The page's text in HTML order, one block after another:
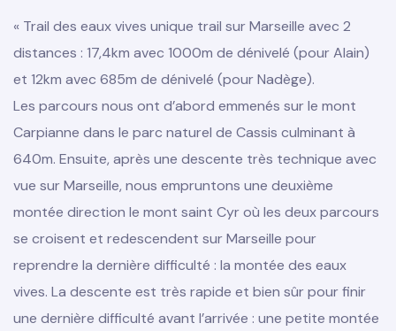
« Trail des eaux vives unique trail sur Marseille avec 2
distances : 17,4km avec 1000m de dénivelé (pour Alain)
et 12km avec 685m de dénivelé (pour Nadège).
Les parcours nous ont d’abord emmenés sur le mont
Carpianne dans le parc naturel de Cassis culminant à
640m. Ensuite, après une descente très technique avec
vue sur Marseille, nous empruntons une deuxième
montée direction le mont saint Cyr où les deux parcours
se croisent et redescendent sur Marseille pour
reprendre la dernière difficulté : la montée des eaux
vives. La descente est très rapide et bien sûr pour finir
une dernière difficulté avant l’arrivée : une petite montée